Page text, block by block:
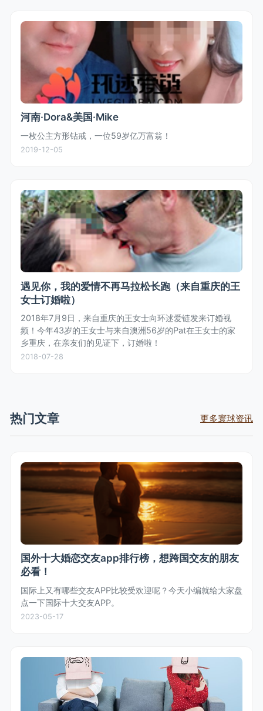
河南·Dora&美国·Mike
一枚公主方形钻戒，一位59岁亿万富翁！
2019-12-05
遇见你，我的爱情不再马拉松长跑（来自重庆的王
女士订婚啦）
2018年7月9日，来自重庆的王女士向环逑爱链发来订婚视
频！今年43岁的王女士与来自澳洲56岁的Pat在王女士的家
乡重庆，在亲友们的见证下，订婚啦！
2018-07-28
热门文章 更多寰球资讯
国外十大婚恋交友app排行榜，想跨国交友的朋友
必看！
国际上又有哪些交友APP比较受欢迎呢？今天小编就给大家盘
点一下国际十大交友APP。
2023-05-17